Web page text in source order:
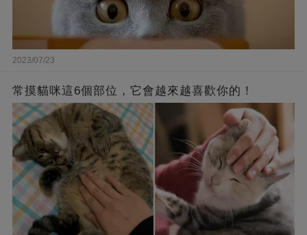
2023/07/23
常摸貓咪這6個部位，它會越來越喜歡你的！